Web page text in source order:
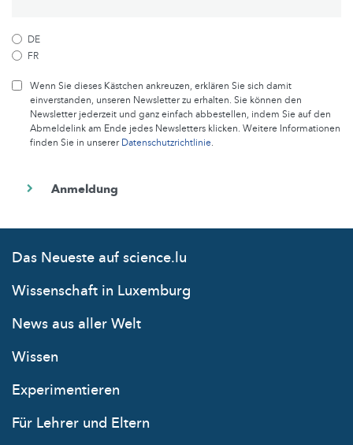
DE
FR
Wenn Sie dieses Kästchen ankreuzen, erklären Sie sich damit
einverstanden, unseren Newsletter zu erhalten. Sie können den
Newsletter jederzeit und ganz einfach abbestellen, indem Sie auf den
Abmeldelink am Ende jedes Newsletters klicken. Weitere Informationen
finden Sie in unsererDatenschutzrichtlinie.
Das Neueste auf science.lu
Wissenschaft in Luxemburg
News aus aller Welt
Wissen
Experimentieren
Für Lehrer und Eltern